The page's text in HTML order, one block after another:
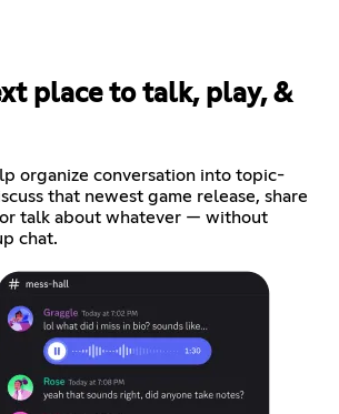
place to talk, play, &
organize conversation into topic-
that newest game release, share
talk about whatever — without
chat.